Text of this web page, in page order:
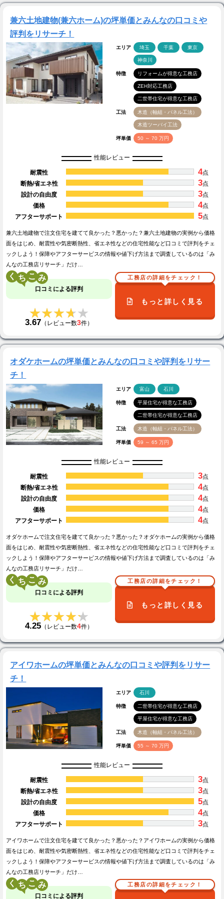
兼六土地建物(兼六ホーム)の坪単価とみんなの口コミや
評判をリサーチ！
エリア 埼玉 千葉 東京
神奈川
特徴 リフォームが得意な工務店
ZEH対応工務店
二世帯住宅が得意な工務店
工法 木造（軸組・パネル工法）
木造ツーバイ工法
坪単価 50 ～ 70 万円
性能レビュー
耐震性 4点
断熱/省エネ性
3点
設計の自由度
3点
価格
4点
アフターサポート
5点
兼六土地建物で注文住宅を建てて良かった？悪かった？兼六土地建物の実例から価格
面をはじめ、耐震性や気密断熱性、省エネ性などの住宅性能など口コミで評判をチェ
ックしよう！保障やアフターサービスの情報や値下げ方法まで調査しているのは「み
んなの工務店リサーチ」だけ…
く こ
口コミによる評判
★★★★★
★★★★★
3.67 （レビュー数3件）
工務店の詳細をチェック！
もっと詳しく見る
オダケホームの坪単価とみんなの口コミや評判をリサー
チ！
エリア 富山 石川
特徴 平屋住宅が得意な工務店
二世帯住宅が得意な工務店
工法 木造（軸組・パネル工法）
坪単価 59 ～ 65 万円
性能レビュー
耐震性 3点
断熱/省エネ性
4点
設計の自由度
4点
価格
4点
アフターサポート
4点
オダケホームで注文住宅を建てて良かった？悪かった？オダケホームの実例から価格
面をはじめ、耐震性や気密断熱性、省エネ性などの住宅性能など口コミで評判をチェ
ックしよう！保障やアフターサービスの情報や値下げ方法まで調査しているのは「み
んなの工務店リサーチ」だけ…
く こ
口コミによる評判
★★★★★
★★★★★
4.25 （レビュー数4件）
工務店の詳細をチェック！
もっと詳しく見る
アイワホームの坪単価とみんなの口コミや評判をリサー
チ！
エリア 石川
特徴 二世帯住宅が得意な工務店
平屋住宅が得意な工務店
工法 木造（軸組・パネル工法）
坪単価 55 ～ 70 万円
性能レビュー
耐震性 3点
断熱/省エネ性
3点
設計の自由度
5点
価格
4点
アフターサポート
3点
アイワホームで注文住宅を建てて良かった？悪かった？アイワホームの実例から価格
面をはじめ、耐震性や気密断熱性、省エネ性などの住宅性能など口コミで評判をチェ
ックしよう！保障やアフターサービスの情報や値下げ方法まで調査しているのは「み
んなの工務店リサーチ」だけ…
く こ
口コミによる評判
工務店の詳細をチェック！